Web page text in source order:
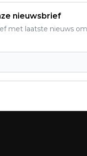
nieuwsbrief
met laatste nieuws
DELEN
AFSTEKEN